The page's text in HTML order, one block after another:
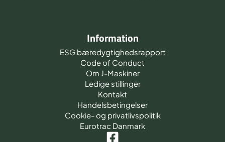
Information
ESG bæredygtighedsrapport
Code of Conduct
Om J-Maskiner
Ledige stillinger
Kontakt
Handelsbetingelser
Cookie- og privatlivspolitik
Eurotrac Danmark